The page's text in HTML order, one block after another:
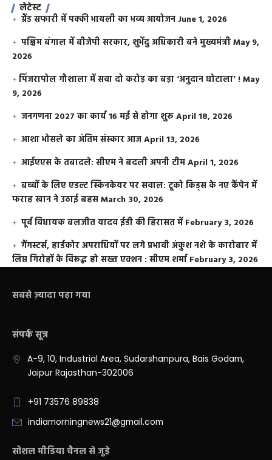
लेटेस्ट
ग्रैंड सफारी में पक्की भायली का भव्य आयोजन June 1, 2026
पश्चिम बंगाल में बीजेपी सरकार, शुभेंदु अधिकारी बने मुख्यमंत्रीMay 9,
2026
​पिंजरापोल गौशाला में सवा दो करोड़ का बड़ा ‘अनुदान घोटाला’ !May
9, 2026
जनगणना 2027 का कार्य 16 मई से होगा शुरूApril 18, 2026
आशा भोसले का अंतिम संस्कार आजApril 13, 2026
आईएएस के तबादले: सीएम ने बदली अपनी टीमApril 1, 2026
बच्चों के लिए एडल्ट स्किनकेयर पर सवाल: टूको किड्स के नए कैंपेन में
फराह खान ने उठाई बहसMarch 30, 2026
पूर्व विधायक बलजीत यादव ईडी की हिरासत में February 3, 2026
गैंगस्टर्स, हार्डकोर अपराधियों पर लगे प्रभावी अंकुश नशे के कारोबार में
लिप्त गिरोहों के विरूद्ध हो सख्त एक्शन : सीएम शर्मा February 3, 2026
सबसे ज़्यादा पढ़ा गया
संपर्क सूत्र
A-9, 10, Industrial Area, Sudarshanpura, Bais Godam,
Jaipur Rajasthan-302006
+91 73576 89838
indiamorningnews21@gmail.com
सोशल मीडिया चैनल से जुड़े